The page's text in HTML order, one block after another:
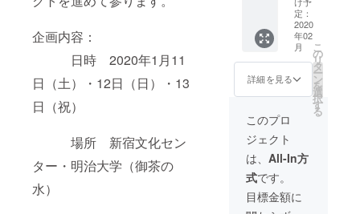
企画内容：
日時 2020年1月11
日（土）・12日（日）・13
日（祝）
場所 新宿文化セン
ター・明治大学（御茶の
水）
て当日
の模様
や参加
者の声
をレ
ポート
しま
す！
（土）~
１月１
３日
（月）
に限り
有効 チ
ケット
詳細
（公式
ホーム
ペー
ジ）：
https://
kirari20
20.wixs
定：
2020
年02
月
詳細を見る
こ
の
リ
タ
ー
ン
を
選
択
す
る
このプロ
ジェクト
は、 All-In方
式です。
目標金額に